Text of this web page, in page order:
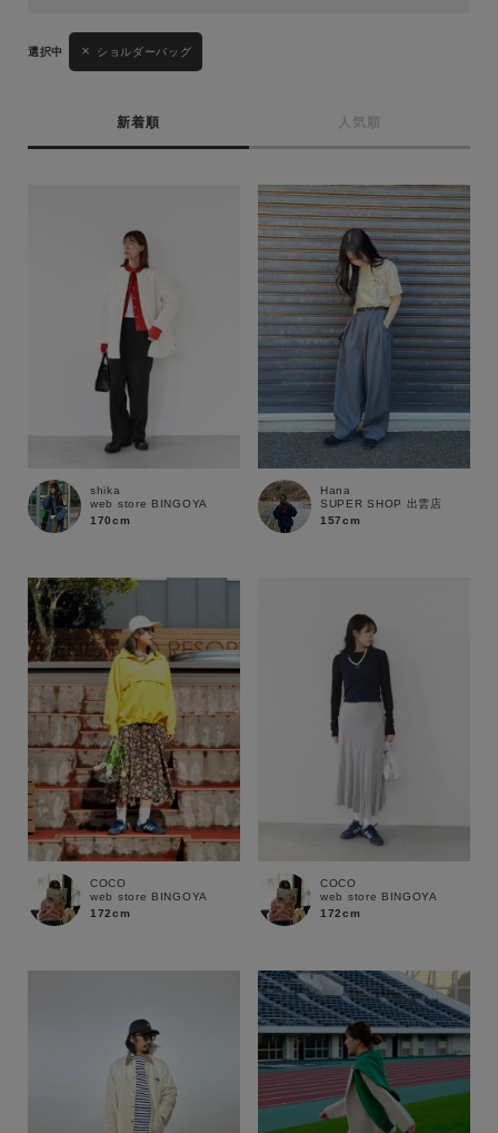
キーワード
MENS LADIES KIDS
ショルダーバッグ
新着順 人気順
shika
web store BINGOYA
170cm
Hana
SUPER SHOP 出雲店
157cm
COCO
web store BINGOYA
172cm
COCO
web store BINGOYA
172cm